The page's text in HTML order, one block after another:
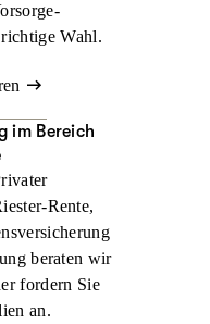
Wahl.
im Bereich
Rente,
beraten wir
fordern Sie
an.